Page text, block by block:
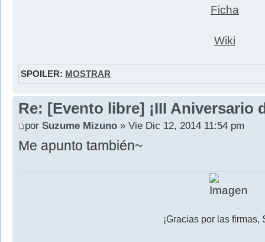
Ficha
Wiki
SPOILER: MOSTRAR
Re: [Evento libre] ¡III Aniversario
por Suzume Mizuno » Vie Dic 12, 2014 11:54 pm
Me apunto también~
¡Gracias por las firmas,